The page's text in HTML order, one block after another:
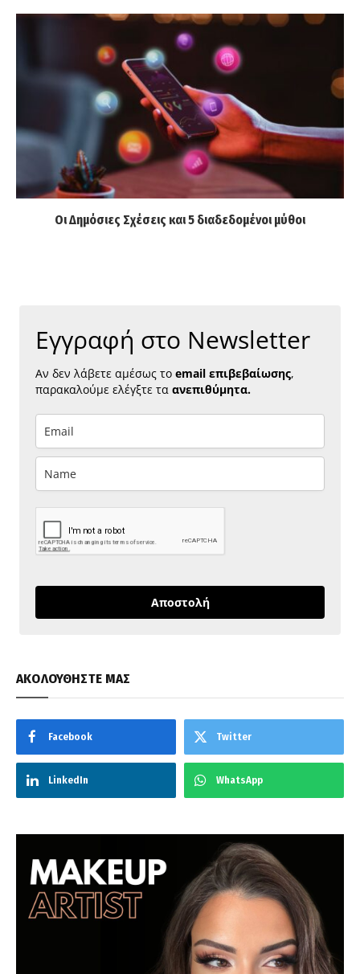
Οι Δημόσιες Σχέσεις και 5 διαδεδομένοι μύθοι
Εγγραφή στο Newsletter
Αν δεν λάβετε αμέσως το email επιβεβαίωσης,
παρακαλούμε ελέγξτε τα ανεπιθύμητα.
Αποστολή
ΑΚΟΛΟΥΘΗΣΤΕ ΜΑΣ
Facebook Twitter
LinkedIn WhatsApp